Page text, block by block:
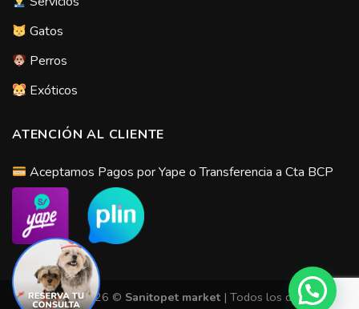
Gatos
Perros
Exóticos
ATENCIÓN AL CLIENTE
Aceptamos Pagos por Yape o Transferencia a Cta BCP
Copyright 2026 © Sanitopet market| Todos los derechos